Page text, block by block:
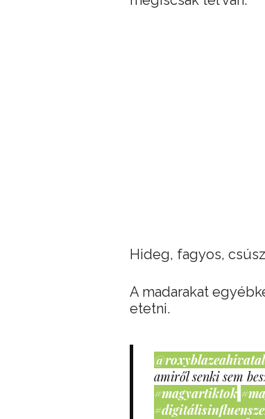
Hideg, fagyos,
A madarakat
etetni.
amiről senki sem
#magyartiktok